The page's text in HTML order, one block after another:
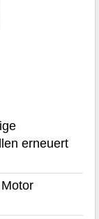
erneuert